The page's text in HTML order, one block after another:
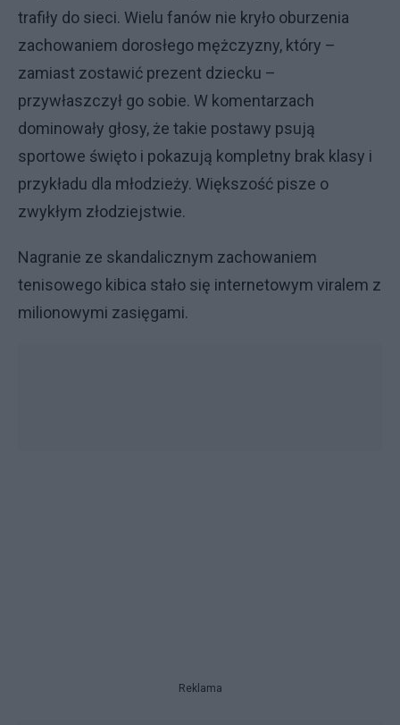
trafiły do sieci. Wielu fanów nie kryło oburzenia
zachowaniem dorosłego mężczyzny, który –
zamiast zostawić prezent dziecku –
przywłaszczył go sobie. W komentarzach
dominowały głosy, że takie postawy psują
sportowe święto i pokazują kompletny brak klasy i
przykładu dla młodzieży. Większość pisze o
zwykłym złodziejstwie.
Nagranie ze skandalicznym zachowaniem
tenisowego kibica stało się internetowym viralem z
milionowymi zasięgami.
Reklama